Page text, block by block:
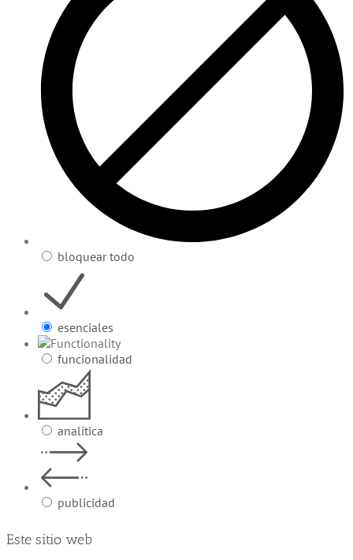
bloquear todo
esenciales
funcionalidad
analítica
publicidad
Este sitio web